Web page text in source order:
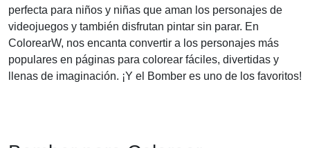
perfecta para niños y niñas que aman los personajes de
videojuegos y también disfrutan pintar sin parar. En
ColorearW, nos encanta convertir a los personajes más
populares en páginas para colorear fáciles, divertidas y
llenas de imaginación. ¡Y el Bomber es uno de los favoritos!